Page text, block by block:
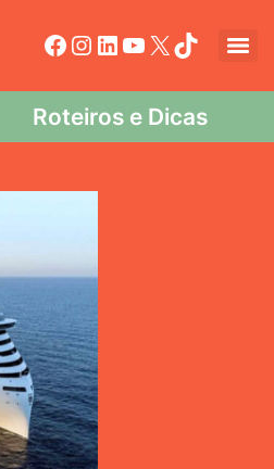
Roteiros e Dicas